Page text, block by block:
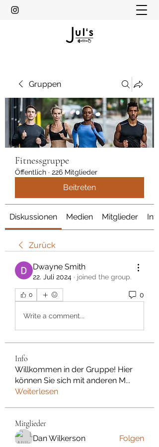
Gruppen
Fitnessgruppe
Öffentlich · 226 Mitglieder
Beitreten
Diskussionen Medien Mitglieder Info
Zurück
Dwayne Smith
22. Juli 2024 · joined the group.
0 0
Write a comment...
Info
Willkommen in der Gruppe! Hier
können Sie sich mit anderen M...
Weiterlesen
Mitglieder
Dan Wilkerson Folgen